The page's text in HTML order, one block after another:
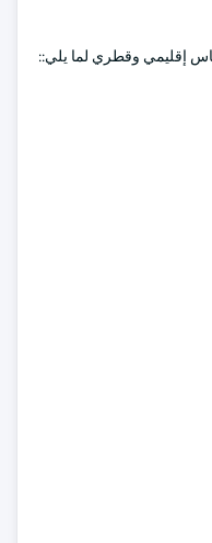
إقليمي وقطري لما يلي::